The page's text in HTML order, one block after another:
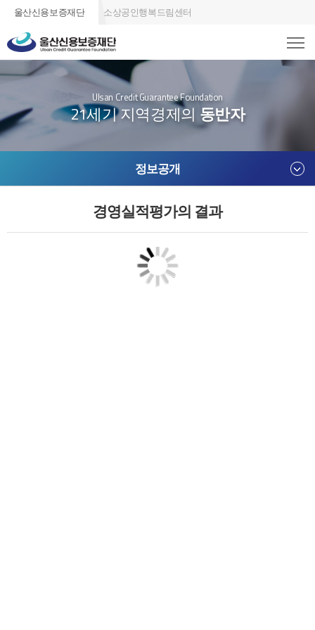
울산신용보증재단 소상공인행복드림센터
Ulsan Credit Guarantee Foundation
21세기 지역경제의 동반자
정보공개
경영실적평가의 결과